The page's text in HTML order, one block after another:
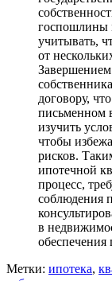
госпошлины
учитывать,
от
Завершением
договору,
письменном
изучить
чтобы
рисков.
ипотечной
процесс,
соблюдения
в
обеспечения
Метки: ипотека,